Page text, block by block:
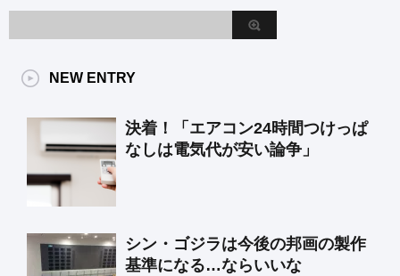
NEW ENTRY
決着！「エアコン24時間つけっぱ
なしは電気代が安い論争」
シン・ゴジラは今後の邦画の製作
基準になる…ならいいな